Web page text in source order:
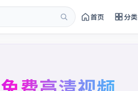
首页 分类